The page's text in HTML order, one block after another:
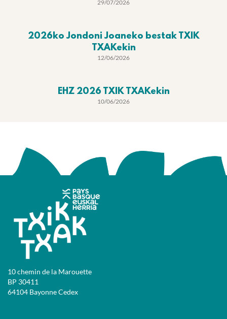
29/07/2026
2026ko Jondoni Joaneko bestak TXIK
TXAKekin
12/06/2026
EHZ 2026 TXIK TXAKekin
10/06/2026
10 chemin de la Marouette
BP 30411
64104 Bayonne Cedex